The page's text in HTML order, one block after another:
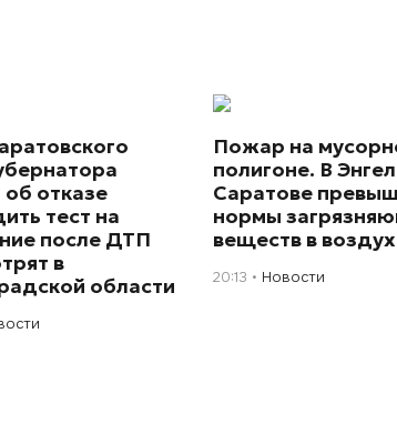
об отказе
тест на
после ДТП
в
области
Пожар на
полигоне. В
Саратове
нормы
веществ в
20:13 Новости